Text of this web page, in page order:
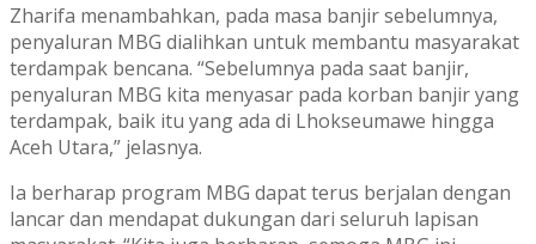
Zharifa menambahkan, pada masa banjir sebelumnya,
penyaluran MBG dialihkan untuk membantu masyarakat
terdampak bencana. “Sebelumnya pada saat banjir,
penyaluran MBG kita menyasar pada korban banjir yang
terdampak, baik itu yang ada di Lhokseumawe hingga
Aceh Utara,” jelasnya.
Ia berharap program MBG dapat terus berjalan dengan
lancar dan mendapat dukungan dari seluruh lapisan